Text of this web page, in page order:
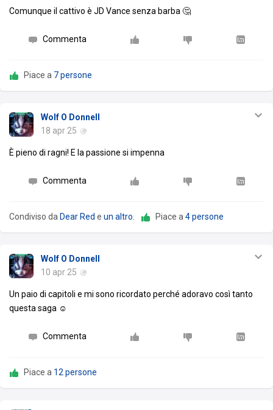
Comunque il cattivo è JD Vance senza barba 🤔
Commenta
Piace a 7 persone
Wolf O Donnell
18 apr 25
È pieno di ragni! E la passione si impenna
Commenta
Condiviso da Dear Red e un altro. Piace a4 persone
Wolf O Donnell
10 apr 25
Un paio di capitoli e mi sono ricordato perché adoravo così tanto
questa saga ☺️
Commenta
Piace a 12 persone